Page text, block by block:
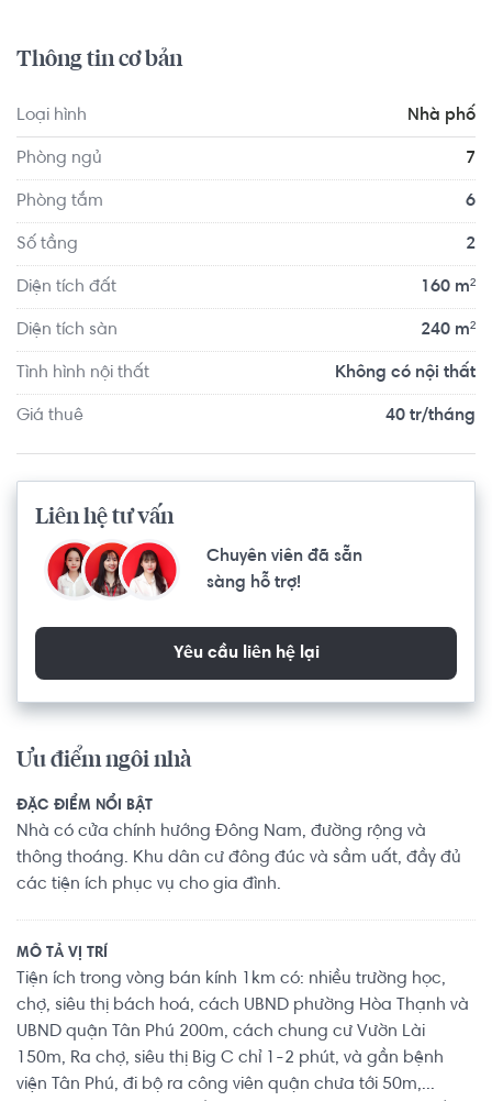
phục vụ cho gia đình.
Tiện ích trong vòng bán kính 1km có: nhiều trường học,
chợ, siêu thị bách hoá, cách UBND phường Hòa Thạnh và
150m, Ra chợ, siêu thị Big C chỉ 1-2 phút, và gần bệnh
viện Tân Phú, đi bộ ra công viên quận chưa tới 50m,...
cho gia đình.
Thông tin cơ bản
Loại hình Nhà phố
Phòng ngủ 7
Phòng tắm 6
Số tầng 2
Diện tích đất 160 m²
Diện tích sàn 240 m²
Tình hình nội thất Không có nội thất
Giá thuê 40 tr/tháng
Liên hệ tư vấn
Chuyên viên đã sẵn
sàng hỗ trợ!
Yêu cầu liên hệ lại
Ưu điểm ngôi nhà
ĐẶC ĐIỂM NỔI BẬT
Nhà có cửa chính hướng Đông Nam, đường rộng và
thông thoáng. Khu dân cư đông đúc và sầm uất, đầy đủ
các tiện ích phục vụ cho gia đình.
MÔ TẢ VỊ TRÍ
Tiện ích trong vòng bán kính 1km có: nhiều trường học,
chợ, siêu thị bách hoá, cách UBND phường Hòa Thạnh và
UBND quận Tân Phú 200m, cách chung cư Vườn Lài
150m, Ra chợ, siêu thị Big C chỉ 1-2 phút, và gần bệnh
viện Tân Phú, đi bộ ra công viên quận chưa tới 50m,...